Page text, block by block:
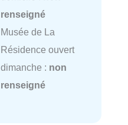
renseigné
Musée de La
Résidence ouvert
dimanche : non
renseigné